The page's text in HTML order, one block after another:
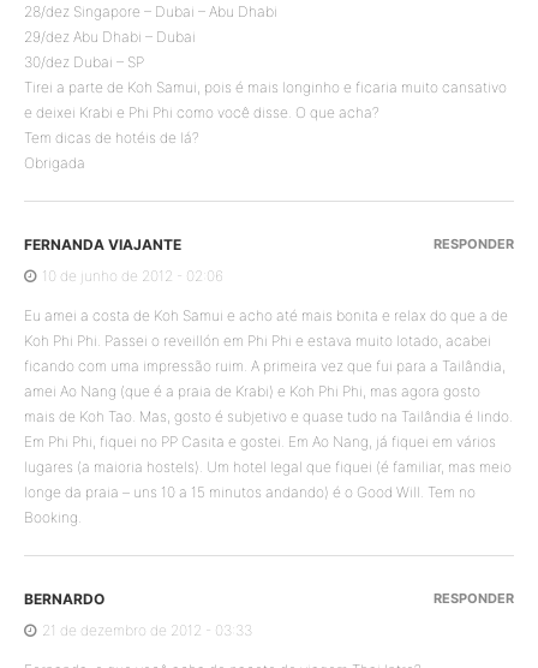
28/dez Singapore – Dubai – Abu Dhabi
29/dez Abu Dhabi – Dubai
30/dez Dubai – SP
Tirei a parte de Koh Samui, pois é mais longinho e ficaria muito cansativo
e deixei Krabi e Phi Phi como você disse. O que acha?
Tem dicas de hotéis de lá?
Obrigada
FERNANDA VIAJANTE
10 de junho de 2012 - 02:06
Eu amei a costa de Koh Samui e acho até mais bonita e relax do que a de
Koh Phi Phi. Passei o reveillón em Phi Phi e estava muito lotado, acabei
ficando com uma impressão ruim. A primeira vez que fui para a Tailândia,
amei Ao Nang (que é a praia de Krabi) e Koh Phi Phi, mas agora gosto
mais de Koh Tao. Mas, gosto é subjetivo e quase tudo na Tailândia é lindo.
Em Phi Phi, fiquei no PP Casita e gostei. Em Ao Nang, já fiquei em vários
lugares (a maioria hostels). Um hotel legal que fiquei (é familiar, mas meio
longe da praia – uns 10 a 15 minutos andando) é o Good Will. Tem no
Booking.
RESPONDER
BERNARDO
21 de dezembro de 2012 - 03:33
RESPONDER